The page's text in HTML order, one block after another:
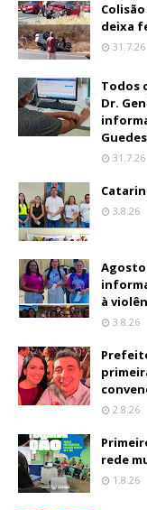
deixa
31.7.26
Todos
Dr.
31.7.26
3.8.26
Agosto
à
3.8.26
2.8.26
rede
1.8.26